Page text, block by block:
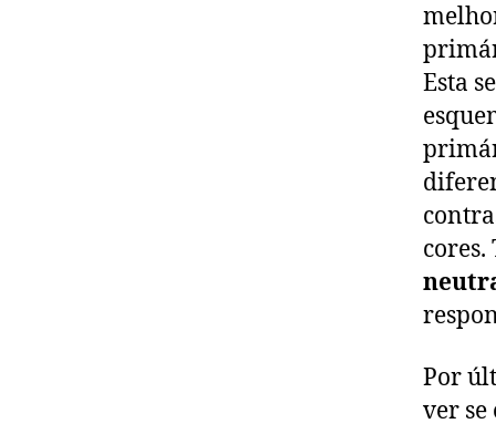
Esta
cores.
Por
ver se